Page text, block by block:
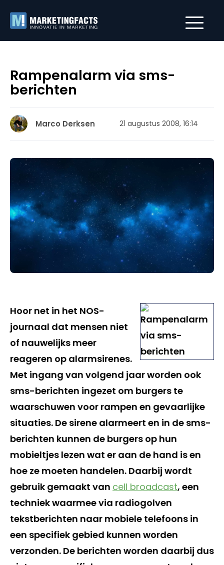
Rampenalarm via sms-
berichten
Marco Derksen 21 augustus 2008, 16:14
Hoor net in het NOS-
journaal dat mensen niet
of nauwelijks meer
reageren op alarmsirenes.
Met ingang van volgend jaar worden ook
sms-berichten ingezet om burgers te
waarschuwen voor rampen en gevaarlijke
situaties. De sirene alarmeert en in de sms-
berichten kunnen de burgers op hun
mobieltjes lezen wat er aan de hand is en
hoe ze moeten handelen. Daarbij wordt
gebruik gemaakt van cell broadcast, een
techniek waarmee via radiogolven
tekstberichten naar mobiele telefoons in
een specifiek gebied kunnen worden
verzonden. De berichten worden daarbij dus